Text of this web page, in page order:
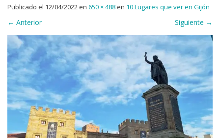
Publicado el 12/04/2022en 650 × 488en 10 Lugares que ver en Gijón
← Anterior Siguiente →